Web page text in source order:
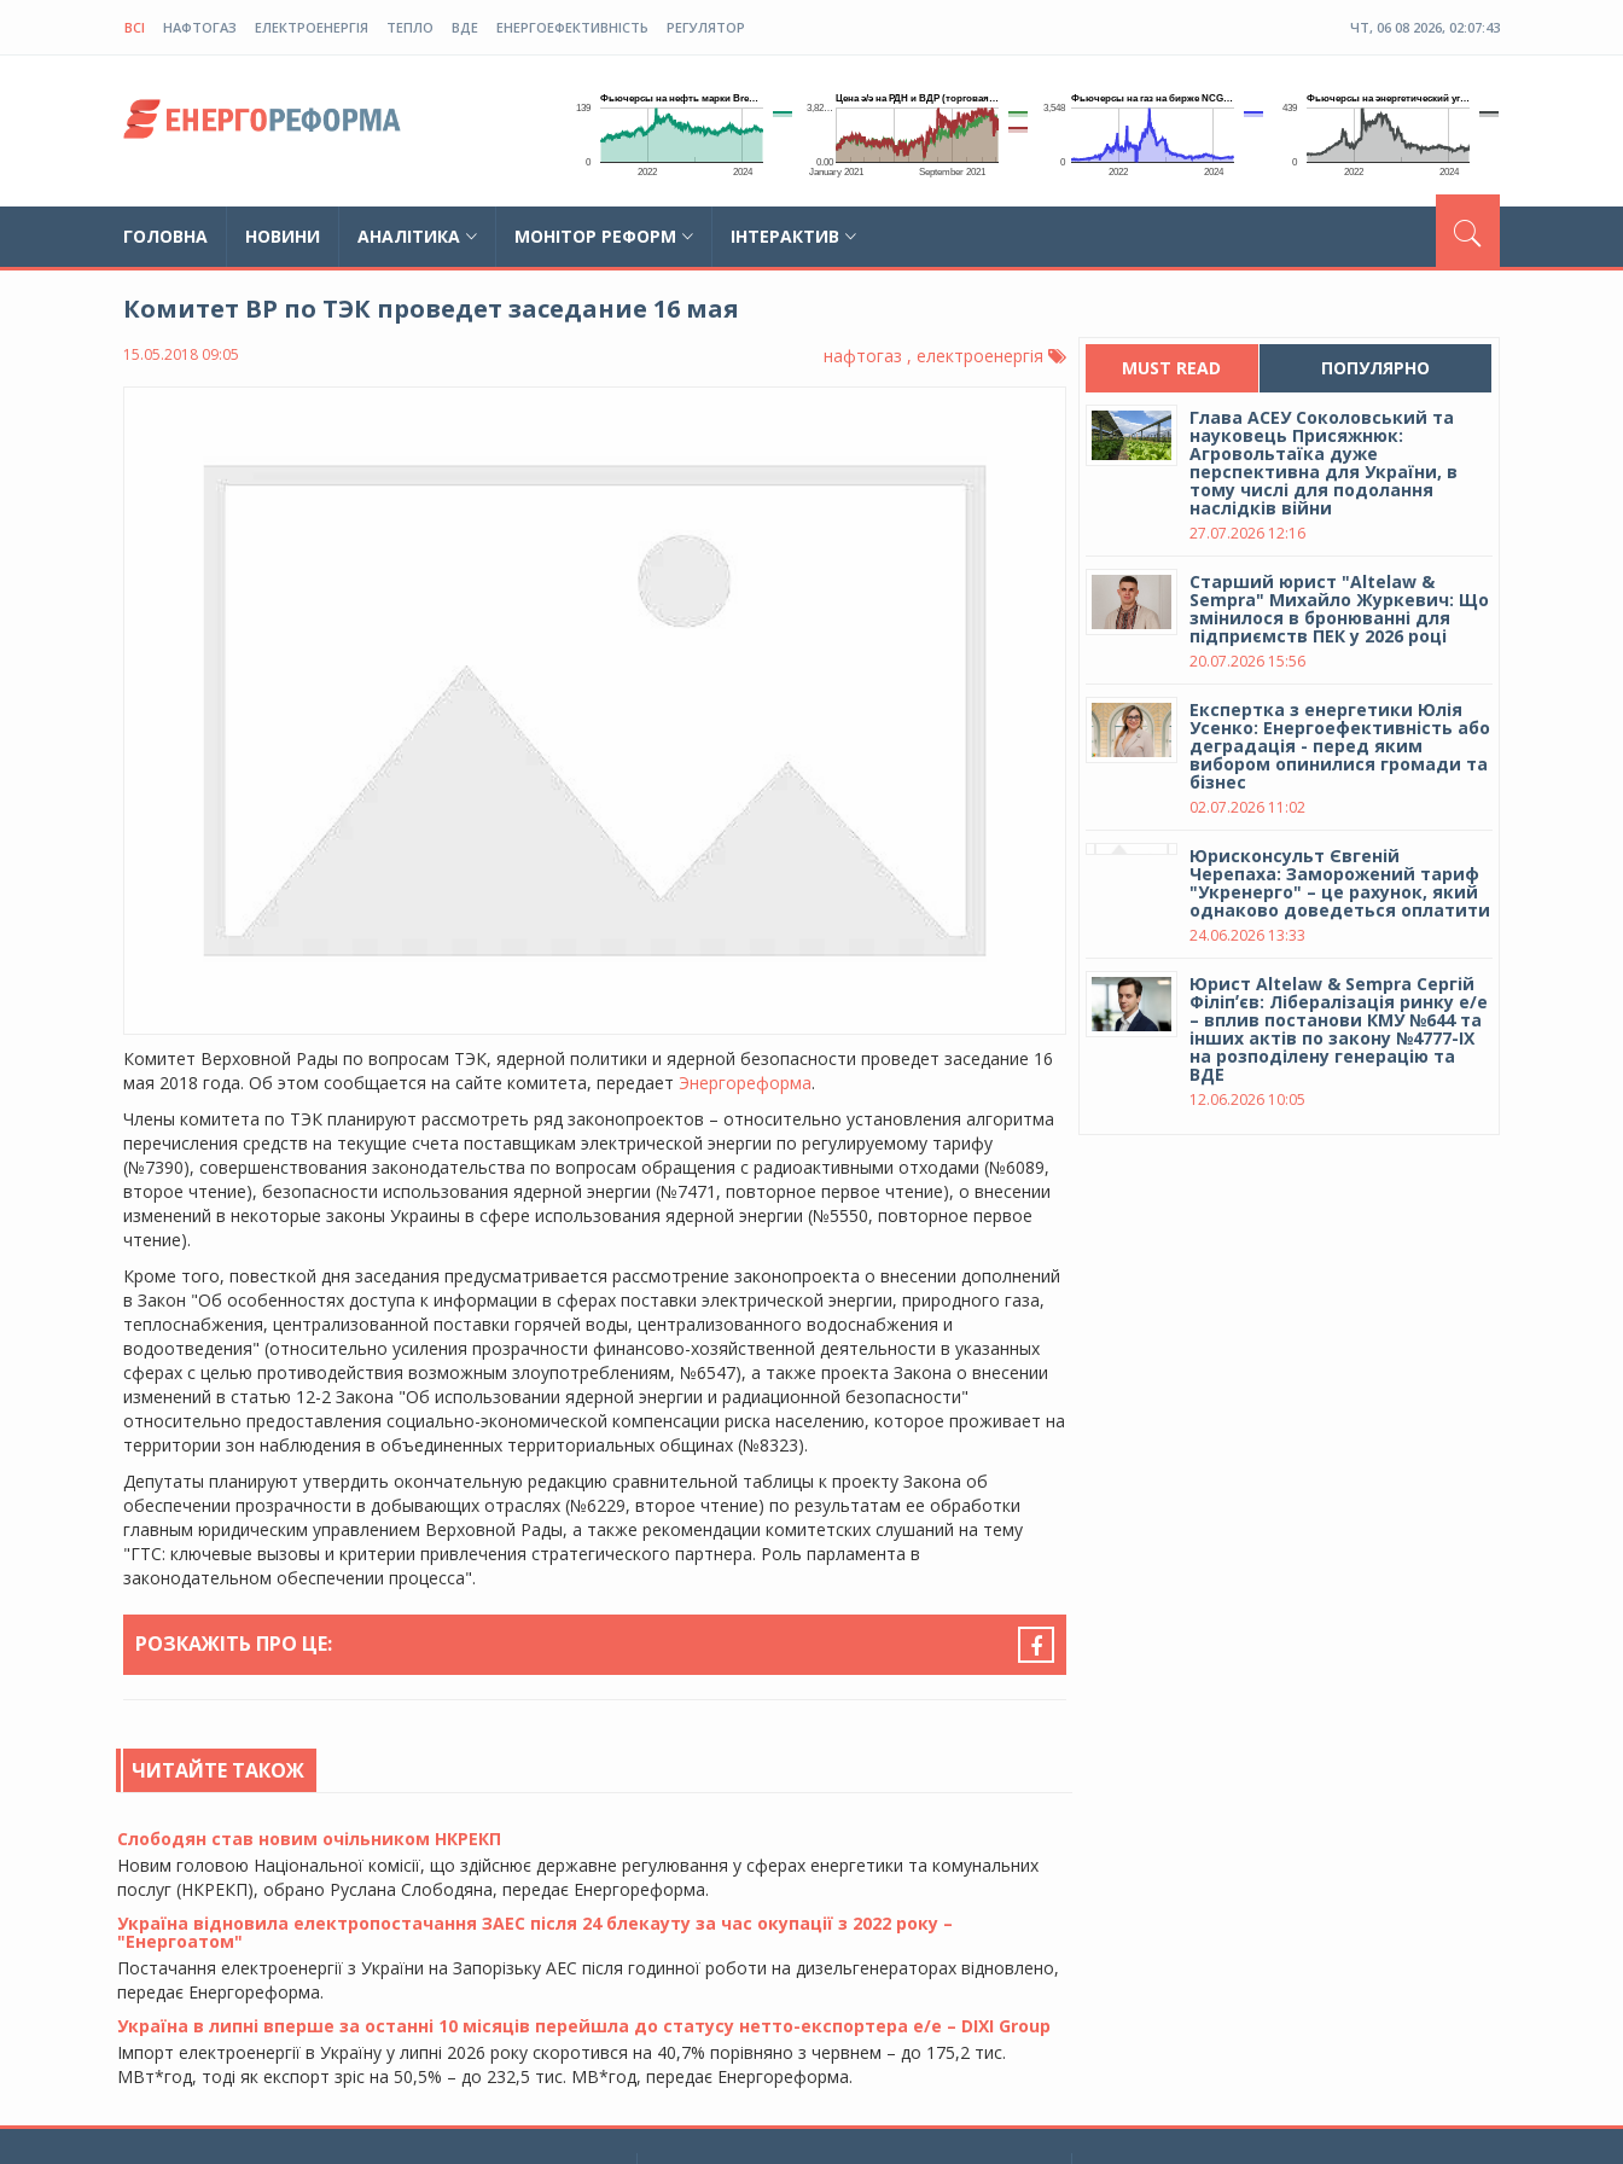
ВСІ НАФТОГАЗ ЕЛЕКТРОЕНЕРГІЯ ТЕПЛО ВДЕ ЕНЕРГОЕФЕКТИВНІСТЬ РЕГУЛЯТОР ЧТ, 06 08 2026, 02:07:43
ГОЛОВНА НОВИНИ АНАЛІТИКА МОНІТОР РЕФОРМ ІНТЕРАКТИВ
Комитет ВР по ТЭК проведет заседание 16 мая
15.05.2018 09:05 нафтогаз , електроенергія
Комитет Верховной Рады по вопросам ТЭК, ядерной политики и ядерной безопасности проведет заседание 16
мая 2018 года. Об этом сообщается на сайте комитета, передает Энергореформа.
Члены комитета по ТЭК планируют рассмотреть ряд законопроектов – относительно установления алгоритма
перечисления средств на текущие счета поставщикам электрической энергии по регулируемому тарифу
(№7390), совершенствования законодательства по вопросам обращения с радиоактивными отходами (№6089,
второе чтение), безопасности использования ядерной энергии (№7471, повторное первое чтение), о внесении
изменений в некоторые законы Украины в сфере использования ядерной энергии (№5550, повторное первое
чтение).
Кроме того, повесткой дня заседания предусматривается рассмотрение законопроекта о внесении дополнений
в Закон "Об особенностях доступа к информации в сферах поставки электрической энергии, природного газа,
теплоснабжения, централизованной поставки горячей воды, централизованного водоснабжения и
водоотведения" (относительно усиления прозрачности финансово-хозяйственной деятельности в указанных
сферах с целью противодействия возможным злоупотреблениям, №6547), а также проекта Закона о внесении
изменений в статью 12-2 Закона "Об использовании ядерной энергии и радиационной безопасности"
относительно предоставления социально-экономической компенсации риска населению, которое проживает на
территории зон наблюдения в объединенных территориальных общинах (№8323).
Депутаты планируют утвердить окончательную редакцию сравнительной таблицы к проекту Закона об
обеспечении прозрачности в добывающих отраслях (№6229, второе чтение) по результатам ее обработки
главным юридическим управлением Верховной Рады, а также рекомендации комитетских слушаний на тему
"ГТС: ключевые вызовы и критерии привлечения стратегического партнера. Роль парламента в
законодательном обеспечении процесса".
РОЗКАЖІТЬ ПРО ЦЕ:
ЧИТАЙТЕ ТАКОЖ
Слободян став новим очільником НКРЕКП
Новим головою Національної комісії, що здійснює державне регулювання у сферах енергетики та комунальних
послуг (НКРЕКП), обрано Руслана Слободяна, передає Енергореформа.
Україна відновила електропостачання ЗАЕС після 24 блекауту за час окупації з 2022 року –
"Енергоатом"
Постачання електроенергії з України на Запорізьку АЕС після годинної роботи на дизельгенераторах відновлено,
передає Енергореформа.
Україна в липні вперше за останні 10 місяців перейшла до статусу нетто-експортера е/е – DIXI Group
Імпорт електроенергії в Україну у липні 2026 року скоротився на 40,7% порівняно з червнем – до 175,2 тис.
МВт*год, тоді як експорт зріс на 50,5% – до 232,5 тис. МВ*год, передає Енергореформа.
MUST READ ПОПУЛЯРНО
Глава АСЕУ Соколовський та
науковець Присяжнюк:
Агровольтаїка дуже
перспективна для України, в
тому числі для подолання
наслідків війни
27.07.2026 12:16
Cтарший юрист "Altelaw &
Sempra" Михайло Журкевич: Що
змінилося в бронюванні для
підприємств ПЕК у 2026 році
20.07.2026 15:56
Експертка з енергетики Юлія
Усенко: Енергоефективність або
деградація - перед яким
вибором опинилися громади та
бізнес
02.07.2026 11:02
Юрисконсульт Євгеній
Черепаха: Заморожений тариф
"Укренерго" – це рахунок, який
однаково доведеться оплатити
24.06.2026 13:33
Юрист Altelaw & Sempra Сергій
Філіпʼєв: Лібералізація ринку е/е
– вплив постанови КМУ №644 та
інших актів по закону №4777-IX
на розподілену генерацію та
ВДЕ
12.06.2026 10:05